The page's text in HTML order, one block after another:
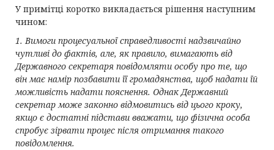
У примітці коротко викладається рішення наступним
чином:
1. Вимоги процесуальної справедливості надзвичайно
чутливі до фактів, але, як правило, вимагають від
Державного секретаря повідомляти особу про те, що
він має намір позбавити її громадянства, щоб надати їй
можливість надати пояснення. Однак Державний
секретар може законно відмовитись від цього кроку,
якщо є достатні підстави вважати, що фізична особа
спробує зірвати процес після отримання такого
повідомлення.